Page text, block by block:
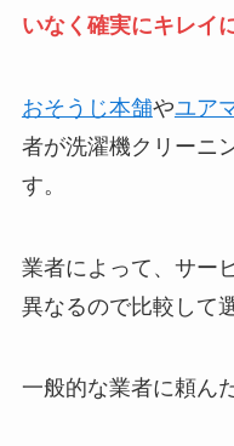
いなく確実にキレイ
おそうじ本舗やユア
者が洗濯機クリーニ
す。
業者によって、サー
異なるので比較して
一般的な業者に頼ん